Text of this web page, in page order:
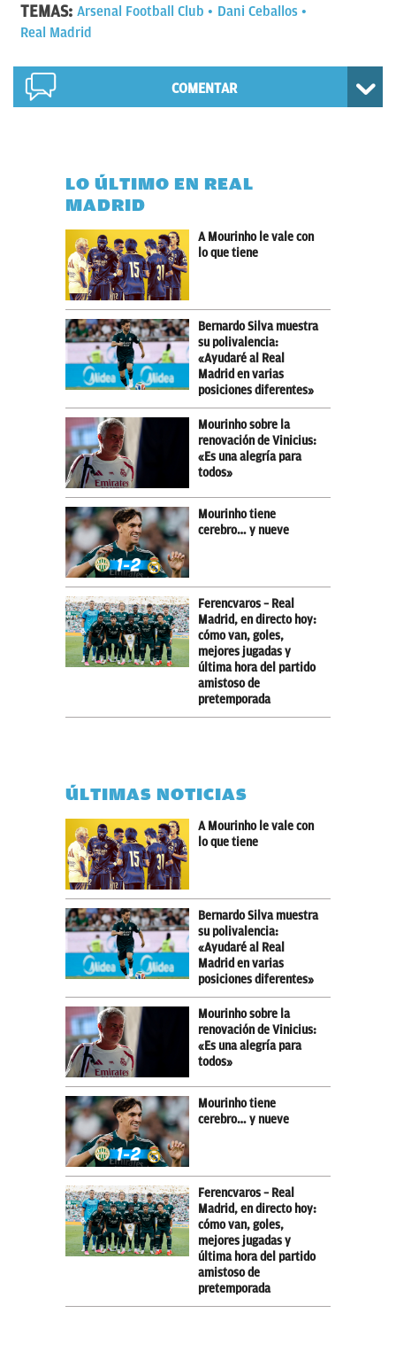
TEMAS: Arsenal Football Club
Dani Ceballos
Real Madrid
COMENTAR
LO ÚLTIMO EN REAL
MADRID
A Mourinho le vale con
lo que tiene
Bernardo Silva muestra
su polivalencia:
«Ayudaré al Real
Madrid en varias
posiciones diferentes»
Mourinho sobre la
renovación de Vinicius:
«Es una alegría para
todos»
Mourinho tiene
cerebro… y nueve
Ferencvaros – Real
Madrid, en directo hoy:
cómo van, goles,
mejores jugadas y
última hora del partido
amistoso de
pretemporada
ÚLTIMAS NOTICIAS
A Mourinho le vale con
lo que tiene
Bernardo Silva muestra
su polivalencia:
«Ayudaré al Real
Madrid en varias
posiciones diferentes»
Mourinho sobre la
renovación de Vinicius:
«Es una alegría para
todos»
Mourinho tiene
cerebro… y nueve
Ferencvaros – Real
Madrid, en directo hoy:
cómo van, goles,
mejores jugadas y
última hora del partido
amistoso de
pretemporada